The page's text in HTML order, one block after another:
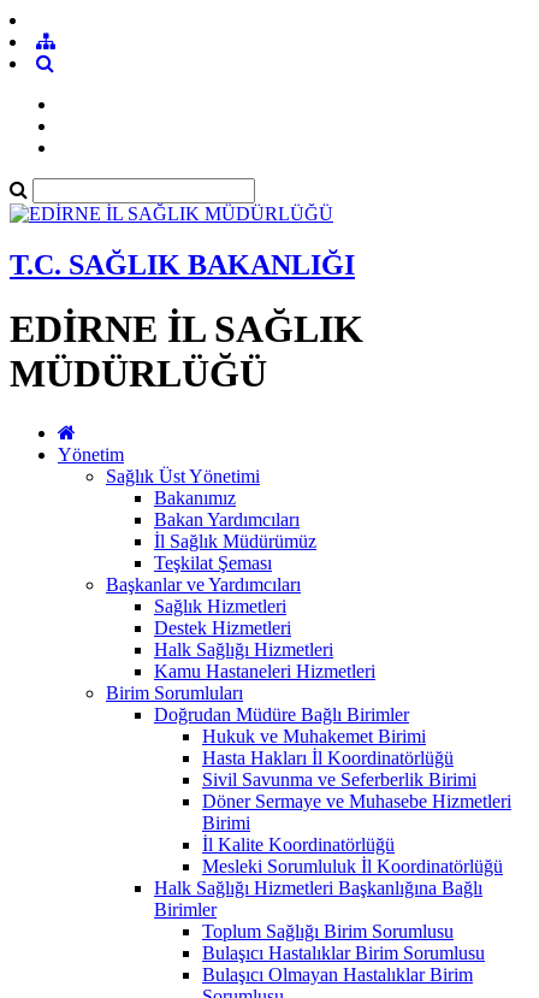
T.C. SAĞLIK BAKANLIĞI
EDİRNE İL SAĞLIK
MÜDÜRLÜĞÜ
Yönetim
Sağlık Üst Yönetimi
Bakanımız
Bakan Yardımcıları
İl Sağlık Müdürümüz
Teşkilat Şeması
Başkanlar ve Yardımcıları
Sağlık Hizmetleri
Destek Hizmetleri
Halk Sağlığı Hizmetleri
Kamu Hastaneleri Hizmetleri
Birim Sorumluları
Doğrudan Müdüre Bağlı Birimler
Hukuk ve Muhakemet Birimi
Hasta Hakları İl Koordinatörlüğü
Sivil Savunma ve Seferberlik Birimi
Döner Sermaye ve Muhasebe Hizmetleri
Birimi
İl Kalite Koordinatörlüğü
Mesleki Sorumluluk İl Koordinatörlüğü
Halk Sağlığı Hizmetleri Başkanlığına Bağlı
Birimler
Toplum Sağlığı Birim Sorumlusu
Bulaşıcı Hastalıklar Birim Sorumlusu
Bulaşıcı Olmayan Hastalıklar Birim